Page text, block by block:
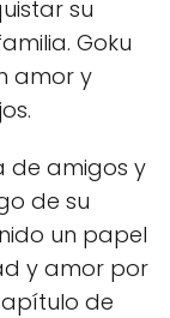
su
Goku
amor y
de amigos y
de su
un papel
y amor por
de